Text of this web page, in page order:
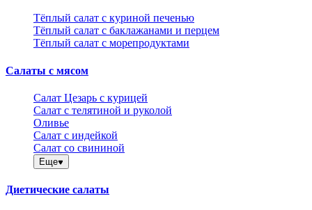
Тёплый салат с куриной печенью
Тёплый салат с баклажанами и перцем
Тёплый салат с морепродуктами
Салаты с мясом
Салат Цезарь с курицей
Салат с телятиной и руколой
Оливье
Салат с индейкой
Салат со свининой
Еще
Диетические салаты